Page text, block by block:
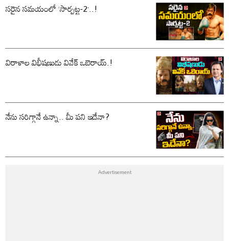
సరైన సమయంలో ‘సార్పట్ట-2’..!
విరాళాల విభీషణుడు వివేక్ ఒబెరాయ్.!
నేను సరిగ్గానే ఉన్నా.. మీ పని ఇదేనా?